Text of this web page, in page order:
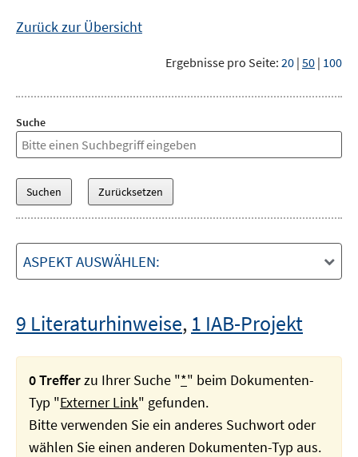
Zurück zur Übersicht
Ergebnisse pro Seite: 20 | 50 | 100
Suche
ASPEKT AUSWÄHLEN:
9 Literaturhinweise, 1 IAB-Projekt
0 Trefferzu Ihrer Suche "*" beim Dokumenten-
Typ "Externer Link" gefunden.
Bitte verwenden Sie ein anderes Suchwort oder
wählen Sie einen anderen Dokumenten-Typ aus.